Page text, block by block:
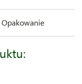
Opakowanie